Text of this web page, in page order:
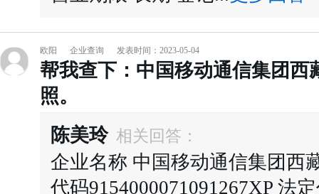
欧阳 企业查询 发表时间：2023-05-04
帮我查下：中国移动通信集团西
照。
陈美玲 相关回答：
企业名称 中国移动通信集团西
代码9154000071091267XP 法